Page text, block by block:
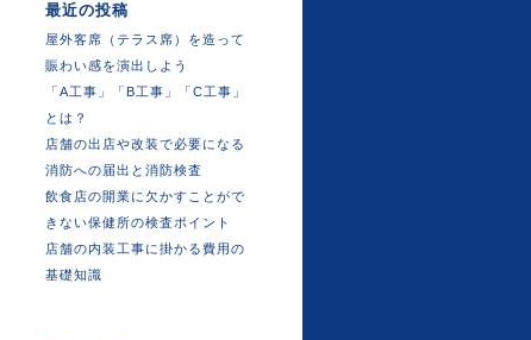
最近の投稿
屋外客席（テラス席）を造って
賑わい感を演出しよう
「A工事」「B工事」「C工事」
とは？
店舗の出店や改装で必要になる
消防への届出と消防検査
飲食店の開業に欠かすことがで
きない保健所の検査ポイント
店舗の内装工事に掛かる費用の
基礎知識